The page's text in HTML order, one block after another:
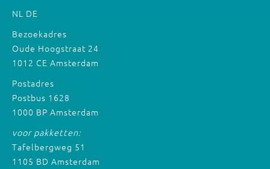
NL DE
Bezoekadres
Oude Hoogstraat 24
1012 CE Amsterdam
Postadres
Postbus 1628
1000 BP Amsterdam
voor pakketten:
Tafelbergweg 51
1105 BD Amsterdam